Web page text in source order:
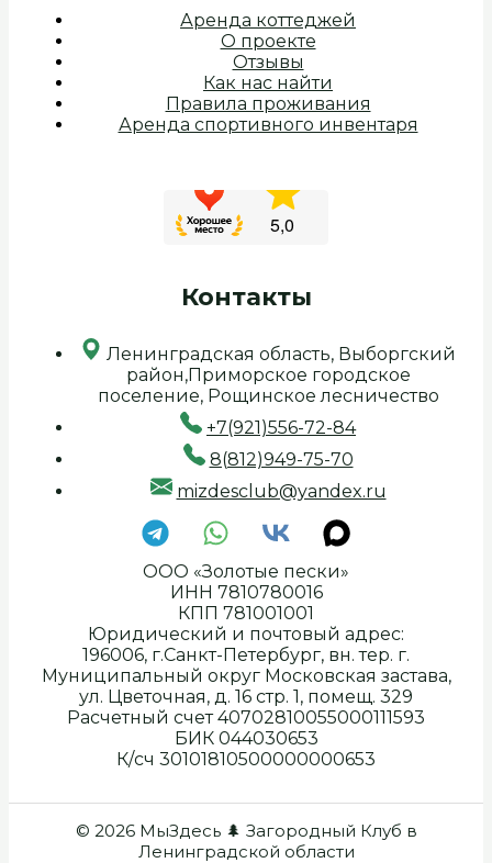
Аренда коттеджей
О проекте
Отзывы
Как нас найти
Правила проживания
Аренда спортивного инвентаря
Контакты
Ленинградская область, Выборгский
район,Приморское городское
поселение, Рощинское лесничество
+7(921)556-72-84
8(812)949-75-70
mizdesclub@yandex.ru
ООО «Золотые пески»
ИНН 7810780016
КПП 781001001
Юридический и почтовый адрес:
196006, г.Санкт-Петербург, вн. тер. г.
Муниципальный округ Московская застава,
ул. Цветочная, д. 16 стр. 1, помещ. 329
Расчетный счет 40702810055000111593
БИК 044030653
К/сч 30101810500000000653
© 2026 МыЗдесь 🌲 Загородный Клуб в
Ленинградской области